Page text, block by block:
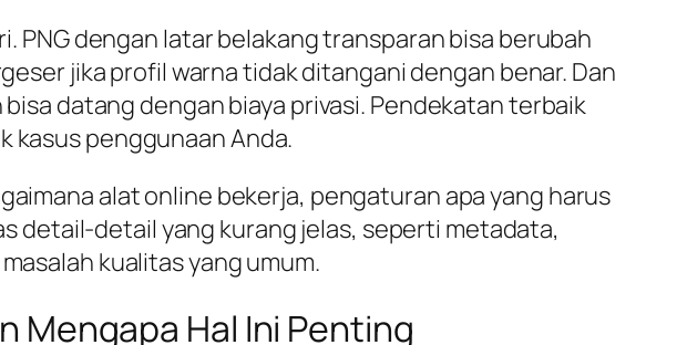
PNG dengan latar belakang transparan bisa berubah
jika profil warna tidak ditangani dengan benar. Dan
datang dengan biaya privasi. Pendekatan terbaik
kasus penggunaan Anda.
alat online bekerja, pengaturan apa yang harus
detail-detail yang kurang jelas, seperti metadata,
kualitas yang umum.
Mengapa Hal Ini Penting